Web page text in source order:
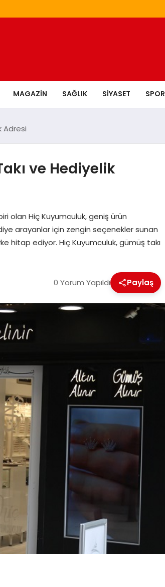
MAGAZIN SAĞLIK SIYASET SPOR
Adresi
ve Hediyelik
olan Hiç Kuyumculuk, geniş ürün
arayanlar için zengin seçenekler sunan
hitap ediyor. Hiç Kuyumculuk, gümüş takı
0 Yorum Yapıldı Paylaş